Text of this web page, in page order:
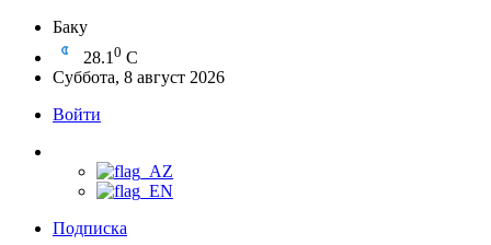
Баку
28.1 0 C
Суббота, 8 август 2026
Войти
Подписка